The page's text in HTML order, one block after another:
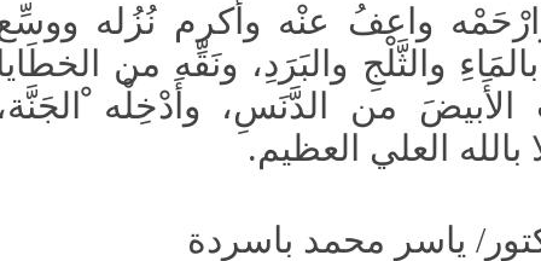
واعفُ عنْه وأكرم نُزُله ووسِّع
والثَّلْجِ والبَرَدِ، ونَقِّه من الخطَايا
من الدَّنَسِ، وأَدْخِلْه ْالجَنَّة،
العلي العظيم.
ياسر محمد باسردة